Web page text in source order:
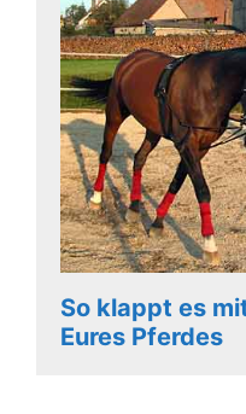
So klappt es
Eures Pferdes